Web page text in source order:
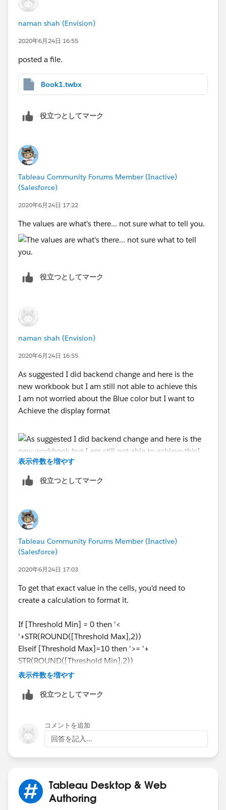
naman shah (Envision)
2020年6月24日 16:55
posted a file.
Book1.twbx
役立つとしてマーク
Tableau Community Forums Member (Inactive)
(Salesforce)
2020年6月24日 17:22
The values are what's there... not sure what to tell you.
役立つとしてマーク
naman shah (Envision)
2020年6月24日 16:55
As suggested I did backend change and here is the
new workbook but I am still not able to achieve this
I am not worried about the Blue color but I want to
Achieve the display format
表示件数を増やす
役立つとしてマーク
Tableau Community Forums Member (Inactive)
(Salesforce)
2020年6月24日 17:03
To get that exact value in the cells, you'd need to
create a calculation to format it.
If [Threshold Min] = 0 then '<
'+STR(ROUND([Threshold Max],2))
Elseif [Threshold Max]=10 then '>= '+
STR(ROUND([Threshold Min],2))
Else STR(ROUND([Threshold Min],2))+ ' - '+
END
表示件数を増やす
役立つとしてマーク
コメントを追加
回答を記入...
Tableau Desktop & Web
Authoring